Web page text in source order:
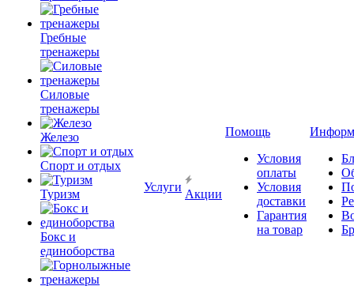
Гребные
тренажеры
Силовые
тренажеры
Железо
Спорт и отдых
Туризм
Бокс и
единоборства
Услуги
Акции
Помощь
Условия
оплаты
Условия
доставки
Гарантия
на товар